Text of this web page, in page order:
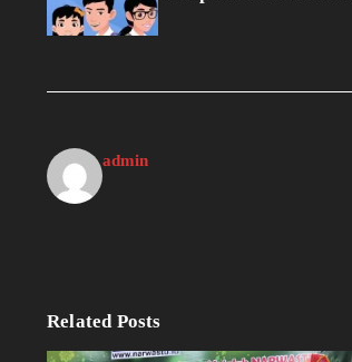
admin
Related Posts